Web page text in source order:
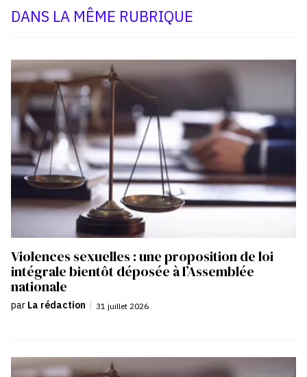
DANS LA MÊME RUBRIQUE
Violences sexuelles : une proposition de loi
intégrale bientôt déposée à l’Assemblée
nationale
par La rédaction | 31 juillet 2026